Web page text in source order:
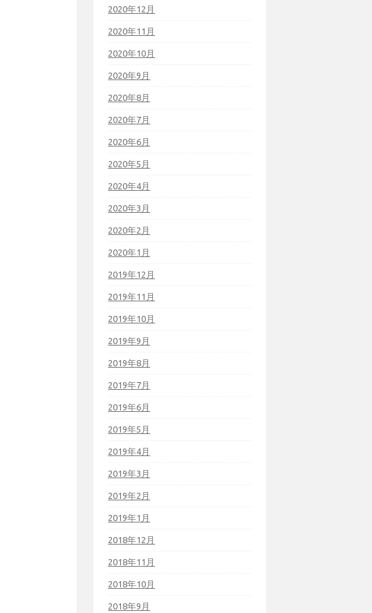
2020年12月
2020年11月
2020年10月
2020年9月
2020年8月
2020年7月
2020年6月
2020年5月
2020年4月
2020年3月
2020年2月
2020年1月
2019年12月
2019年11月
2019年10月
2019年9月
2019年8月
2019年7月
2019年6月
2019年5月
2019年4月
2019年3月
2019年2月
2019年1月
2018年12月
2018年11月
2018年10月
2018年9月